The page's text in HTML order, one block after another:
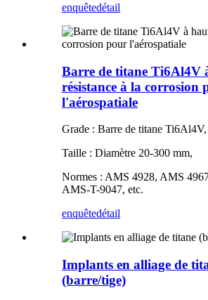
enquêtedétail
Barre de titane Ti6Al4V
résistance à la corrosion
l'aérospatiale
Grade : Barre de titane Ti6Al4V,
Taille : Diamètre 20-300 mm,
Normes : AMS 4928, AMS
AMS-T-9047, etc.
enquêtedétail
Implants en alliage de
(barre/tige)